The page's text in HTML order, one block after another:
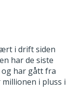
i drift siden
har de siste
har gått fra
i pluss i